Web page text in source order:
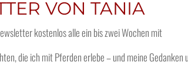
VON TANIA
kostenlos alle ein bis zwei Wochen mit
die ich mit Pferden erlebe – und meine Gedanken